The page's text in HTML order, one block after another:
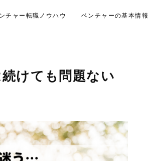
チャー転職ノウハウ ベンチャーの基本情報
けても問題ない